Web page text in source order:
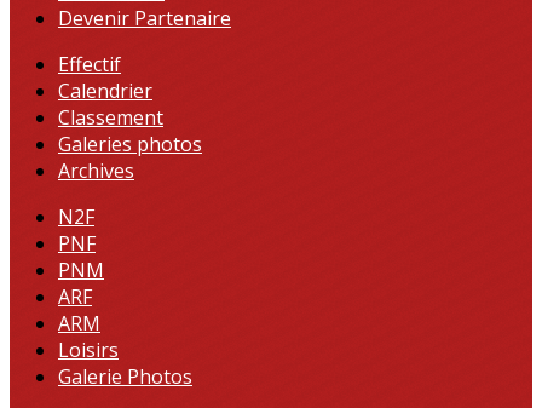
Devenir Partenaire
Effectif
Calendrier
Classement
Galeries photos
Archives
N2F
PNF
PNM
ARF
ARM
Loisirs
Galerie Photos